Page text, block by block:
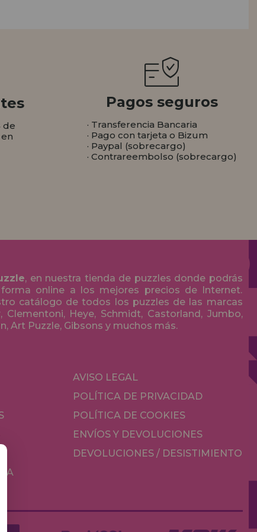
de
Pagos seguros
· Transferencia Bancaria
· Pago con tarjeta o Bizum
· Paypal (sobrecargo)
· Contrareembolso (sobrecargo)
, en nuestra tienda de puzzles donde podrás
online a los mejores precios de Internet.
catálogo de todos los puzzles de las marcas
Clementoni, Heye, Schmidt, Castorland, Jumbo,
Art Puzzle, Gibsons y muchos más.
AVISO LEGAL
POLÍTICA DE PRIVACIDAD
POLÍTICA DE COOKIES
ENVÍOS Y DEVOLUCIONES
DEVOLUCIONES / DESISTIMIENTO